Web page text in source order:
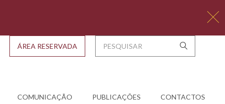
COMUNICAÇÃO PUBLICAÇÕES CONTACTOS
ÁREA RESERVADA